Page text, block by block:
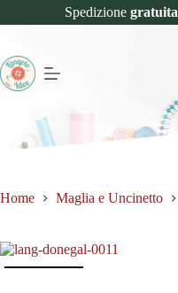
Spedizione gratuita
Home Maglia e Uncinetto